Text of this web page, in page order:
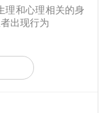
理和心理相关的身
出现行为